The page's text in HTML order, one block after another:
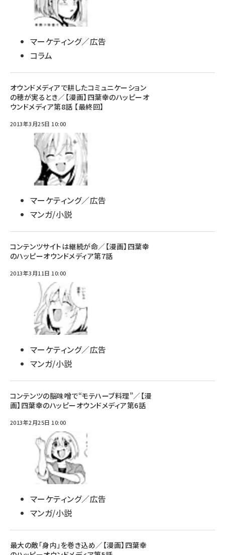
マーケティング／広告
コラム
オウンドメディアで耕したコミュニケーション
の穂が実るとき／【漫画】四葉幸のハッピーオ
ウンドメディア第8話 【最終回】
2013年3月25日 10:00
マーケティング／広告
マンガ/小説
コンテンツサイトは継続が命／【漫画】四葉幸
のハッピーオウンドメディア第7話
2013年3月11日 10:00
マーケティング／広告
マンガ/小説
コンテンツの脳味噌で“モテハーブ料理”／【漫
画】四葉幸のハッピーオウンドメディア第6話
2013年2月25日 10:00
マーケティング／広告
マンガ/小説
最大の敵「身内」を巻き込め／【漫画】四葉幸